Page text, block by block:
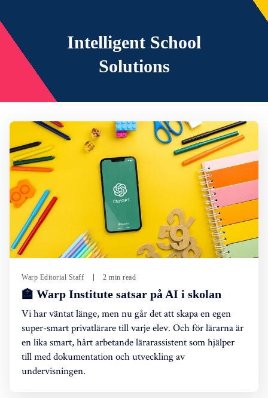
Intelligent School
Solutions
Warp Editorial Staff 2 min read
🏫 Warp Institute satsar på AI i skolan
Vi har väntat länge, men nu går det att skapa en egen
super-smart privatlärare till varje elev. Och för lärarna är
en lika smart, hårt arbetande lärarassistent som hjälper
till med dokumentation och utveckling av
undervisningen.